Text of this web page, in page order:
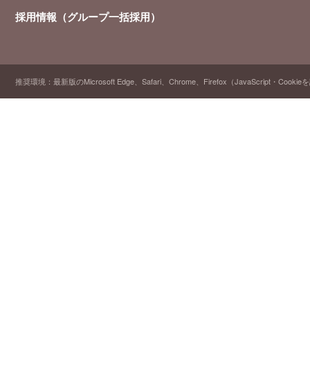
採用情報（グループ一括採用）
推奨環境：最新版のMicrosoft Edge、Safari、Chrome、Firefox（JavaScript・Cookie